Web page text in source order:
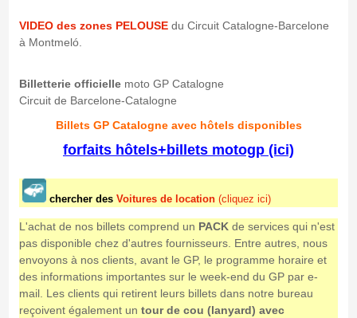
VIDEO des zones PELOUSEdu Circuit Catalogne-Barcelone
à Montmeló.
Billetterie officielle moto GP Catalogne
Circuit de Barcelone-Catalogne
Billets GP Catalogne avec hôtels disponibles
forfaits hôtels+billets motogp (ici)
chercher des Voitures de location(cliquez ici)
L'achat de nos billets comprend un PACKde services qui n'est
pas disponible chez d'autres fournisseurs. Entre autres, nous
envoyons à nos clients, avant le GP, le programme horaire et
des informations importantes sur le week-end du GP par e-
mail. Les clients qui retirent leurs billets dans notre bureau
reçoivent également un tour de cou (lanyard) avec